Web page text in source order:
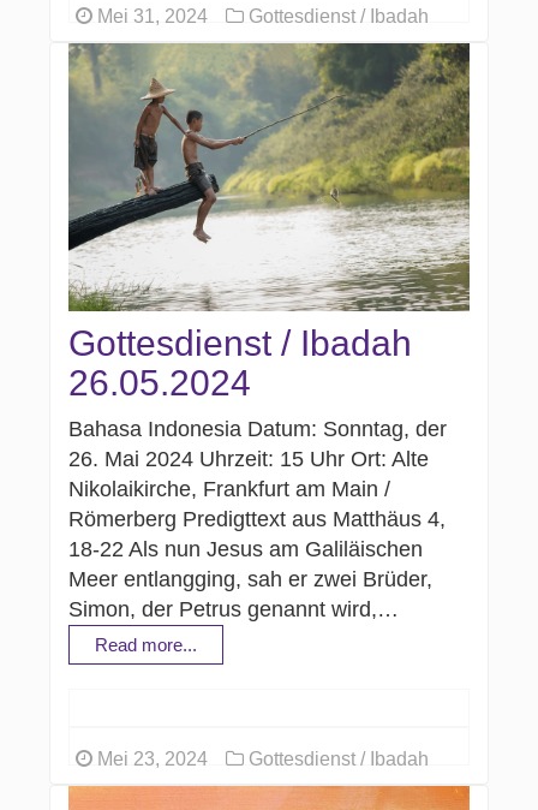
Mei 31, 2024 Gottesdienst / Ibadah
Gottesdienst / Ibadah
26.05.2024
Bahasa Indonesia Datum: Sonntag, der
26. Mai 2024 Uhrzeit: 15 Uhr Ort: Alte
Nikolaikirche, Frankfurt am Main /
Römerberg Predigttext aus Matthäus 4,
18-22 Als nun Jesus am Galiläischen
Meer entlangging, sah er zwei Brüder,
Simon, der Petrus genannt wird,…
Read more...
Mei 23, 2024 Gottesdienst / Ibadah